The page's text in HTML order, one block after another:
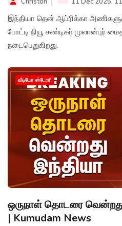
இந்தியா தென் ஆப்ரிக்கா
போட்டி நியூ சண்டிகர் முலான்புர்
நடைபெறுகிறது.
வீடியோ ஸ்டோரி
ஒருநாள் தொடரை
| Kumudam News